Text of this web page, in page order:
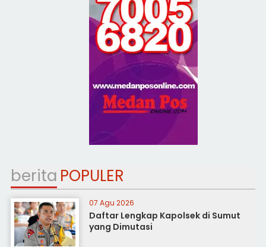
berita POPULER
07 Agu 2026
Daftar Lengkap Kapolsek di Sumut
yang Dimutasi